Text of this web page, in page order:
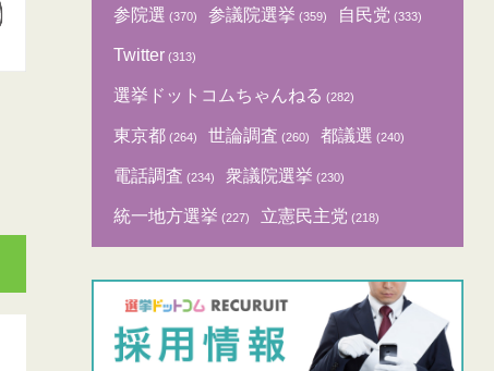
参院選 (370) 参議院選挙 (359) 自民党 (333)
Twitter (313)
選挙ドットコムちゃんねる (282)
東京都 (264) 世論調査 (260) 都議選 (240)
電話調査 (234) 衆議院選挙 (230)
統一地方選挙 (227) 立憲民主党 (218)